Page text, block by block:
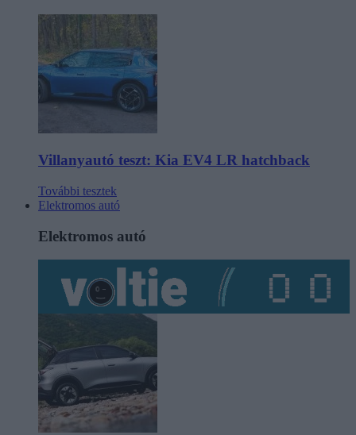
Villanyautó teszt: Kia EV4 LR hatchback
További tesztek
Elektromos autó
Elektromos autó